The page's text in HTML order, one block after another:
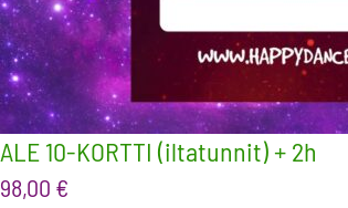
ALE 10-KORTTI (iltatunnit) + 2h
98,00 €